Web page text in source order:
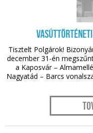
Vasúttörténeti
Tisztelt Polgárok!
december 31-én
a Kaposvár –
Nagyatád – Barcs